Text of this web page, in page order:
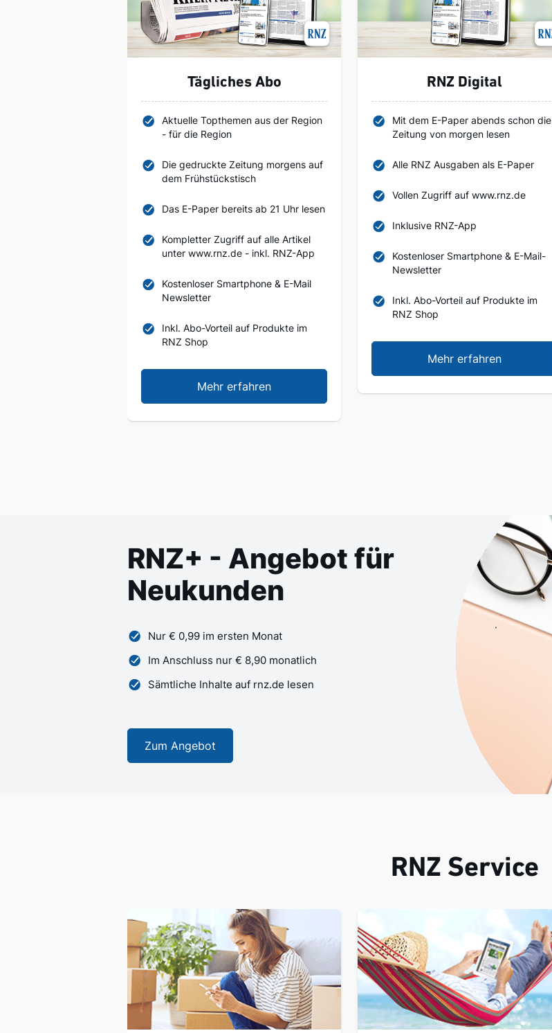
Tägliches Abo
Aktuelle Topthemen aus der Region
- für die Region
Die gedruckte Zeitung morgens auf
dem Frühstückstisch
Das E-Paper bereits ab 21 Uhr lesen
Kompletter Zugriff auf alle Artikel
unter www.rnz.de - inkl. RNZ-App
Kostenloser Smartphone & E-Mail
Newsletter
Inkl. Abo-Vorteil auf Produkte im
RNZ Shop
Mehr erfahren
RNZ Digital
Mit dem E-Paper abends schon die
Zeitung von morgen lesen
Alle RNZ Ausgaben als E-Paper
Vollen Zugriff auf www.rnz.de
Inklusive RNZ-App
Kostenloser Smartphone & E-Mail-
Newsletter
Inkl. Abo-Vorteil auf Produkte im
RNZ Shop
Mehr erfahren
RNZ+ - Angebot für
Neukunden
Nur € 0,99 im ersten Monat
Im Anschluss nur € 8,90 monatlich
Sämtliche Inhalte auf rnz.de lesen
Zum Angebot
RNZ Service